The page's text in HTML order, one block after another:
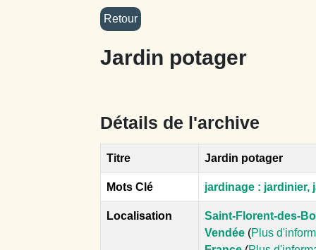
Jardin potager
Détails de l'archive
Titre Jardin potager
Mots Clé jardinage : jardinier,
Localisation
Saint-Florent-des-
Vendée (Plus